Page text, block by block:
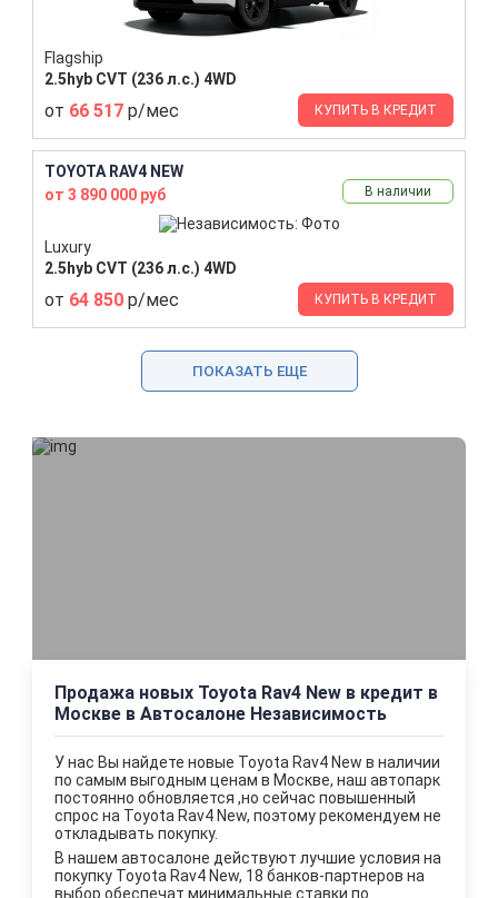
Flagship
2.5hyb CVT (236 л.с.) 4WD
от 66 517 р/мес КУПИТЬ В КРЕДИТ
TOYOTA RAV4 NEW
от 3 890 000 руб
В наличии
Luxury
2.5hyb CVT (236 л.с.) 4WD
от 64 850 р/мес КУПИТЬ В КРЕДИТ
ПОКАЗАТЬ ЕЩЕ
Продажа новых Toyota Rav4 New в кредит в
Москве в Автосалоне Независимость
У нас Вы найдете новые Toyota Rav4 New в наличии
по самым выгодным ценам в Москве, наш автопарк
постоянно обновляется ,но сейчас повышенный
спрос на Toyota Rav4 New, поэтому рекомендуем не
откладывать покупку.
В нашем автосалоне действуют лучшие уcловия на
покупку Toyota Rav4 New, 18 банков-партнеров на
выбор обеспечат минимальные ставки по